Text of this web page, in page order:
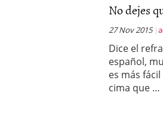
No dejes
27 Nov 2015
Dice el
español,
es más
cima que …